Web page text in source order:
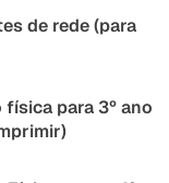
de rede (para
para 3º ano